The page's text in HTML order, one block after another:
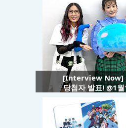
[Interview Now]
당첨자 발표! @1월